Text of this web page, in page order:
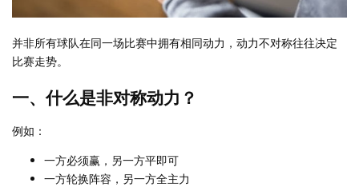
并非所有球队在同一场比赛中拥有相同动力，动力不对称往往决定
比赛走势。
一、什么是非对称动力？
例如：
一方必须赢，另一方平即可
一方轮换阵容，另一方全主力